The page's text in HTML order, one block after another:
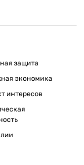
защита
экономика
интересов